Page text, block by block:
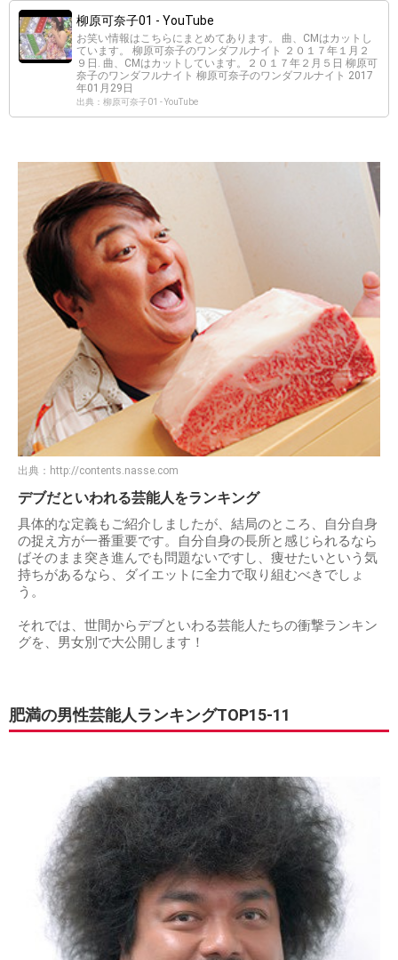
柳原可奈子01 - YouTube
お笑い情報はこちらにまとめてあります。 曲、CMはカットし
ています。 柳原可奈子のワンダフルナイト ２０１７年１月２
９日. 曲、CMはカットしています。２０１７年２月５日 柳原可
奈子のワンダフルナイト 柳原可奈子のワンダフルナイト 2017
年01月29日
出典：柳原可奈子01 - YouTube
出典： http://contents.nasse.com
デブだといわれる芸能人をランキング
具体的な定義もご紹介しましたが、結局のところ、自分自身
の捉え方が一番重要です。自分自身の長所と感じられるなら
ばそのまま突き進んでも問題ないですし、痩せたいという気
持ちがあるなら、ダイエットに全力で取り組むべきでしょ
う。
それでは、世間からデブといわる芸能人たちの衝撃ランキン
グを、男女別で大公開します！
肥満の男性芸能人ランキングTOP15-11